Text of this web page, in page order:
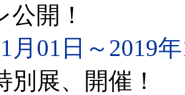
開！
月01日～2019
別展、開催！